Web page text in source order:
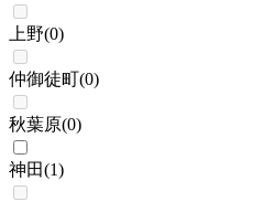
上野(0)
仲御徒町(0)
秋葉原(0)
神田(1)